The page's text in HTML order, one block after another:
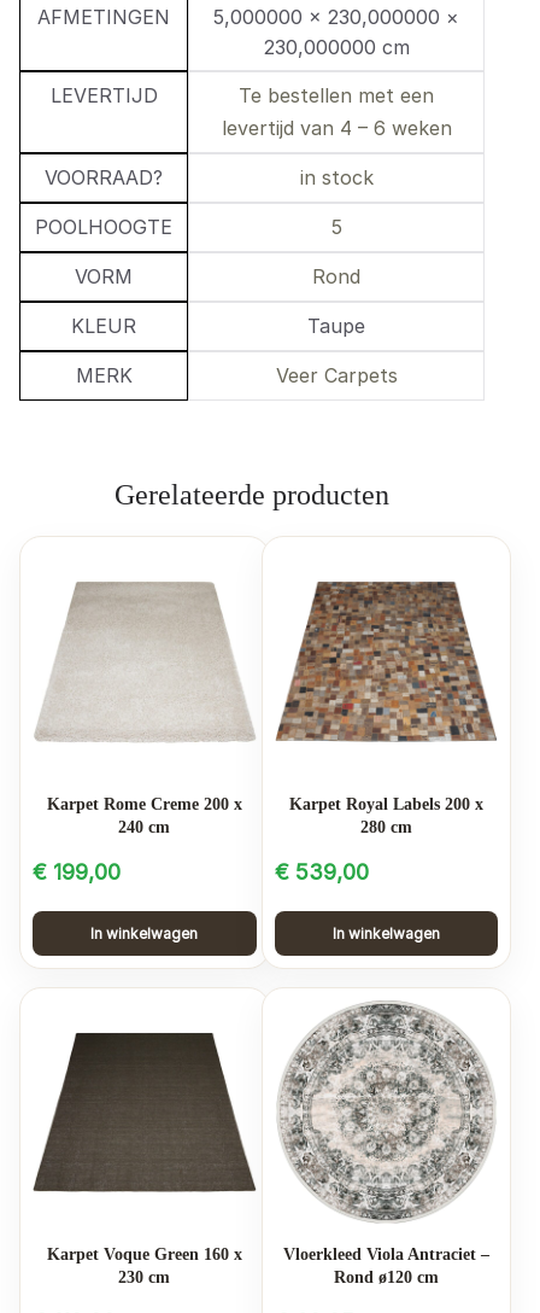
AFMETINGEN
5,000000 × 230,000000 ×
230,000000 cm
LEVERTIJD
Te bestellen met een
levertijd van 4 – 6 weken
VOORRAAD? in stock
POOLHOOGTE 5
VORM Rond
KLEUR Taupe
MERK Veer Carpets
Gerelateerde producten
Karpet Rome Creme 200 x
240 cm
€ 199,00
In winkelwagen
Karpet Royal Labels 200 x
280 cm
€539,00
In winkelwagen
Karpet Voque Green 160 x
230 cm
Vloerkleed Viola Antraciet –
Rond ø120 cm